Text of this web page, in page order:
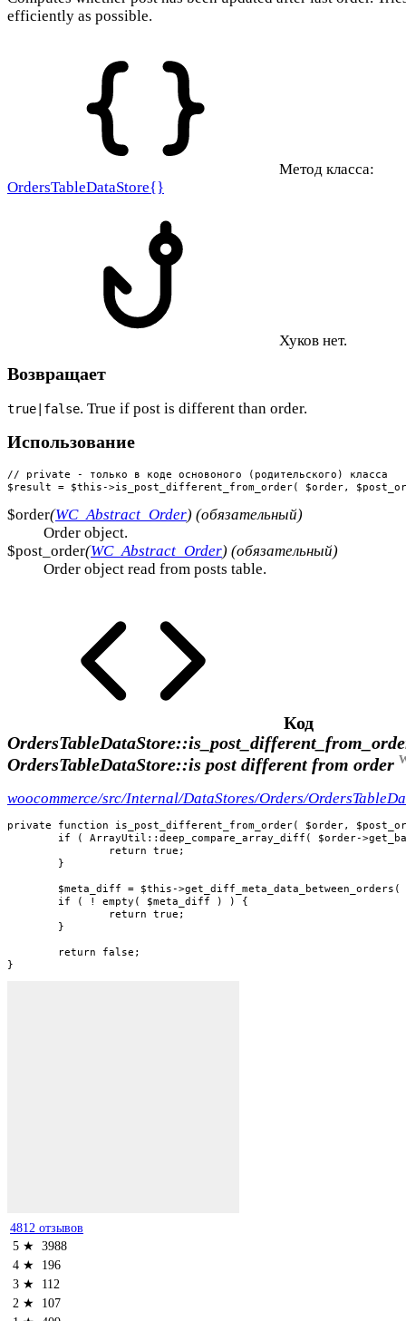
efficiently as possible.
Метод класса:
OrdersTableDataStore{}
Хуков нет.
Возвращает
true|false. True if post is different than order.
Использование
// private - только в коде основоного (родительского) класса
$result = $this->is_post_different_from_order( $order,
$order(WC_Abstract_Order) (обязательный)
Order object.
$post_order(WC_Abstract_Order) (обязательный)
Order object read from posts table.
Код
OrdersTableDataStore::is post different from order
woocommerce/src/Internal/DataStores/Orders/
private function is_post_different_from_order( $order,
}
4812 отзывов
5 ★ 3988
4 ★
196
3 ★
112
2 ★
107